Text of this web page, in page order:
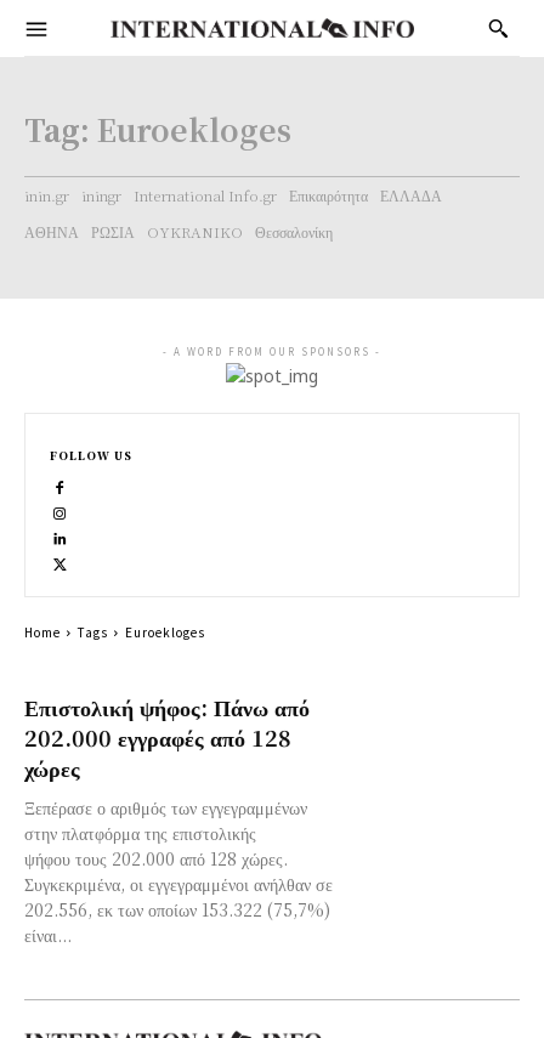
Tag: Euroekloges
inin.gr iningr International Info.gr Επικαιρότητα
ΕΛΛΑΔΑ
ΑΘΗΝΑ
ΡΩΣΙΑ OYKRANIKO Θεσσαλονίκη
Επιστολική ψήφος: Πάνω από
202.000 εγγραφές από 128
χώρες
Ξεπέρασε ο αριθμός των εγγεγραμμένων
στην πλατφόρμα της επιστολικής
ψήφου τους 202.000 από 128 χώρες.
Συγκεκριμένα, οι εγγεγραμμένοι ανήλθαν σε
202.556, εκ των οποίων 153.322 (75,7%)
είναι...
- A WORD FROM OUR SPONSORS -
FOLLOW US
Home Tags Euroekloges